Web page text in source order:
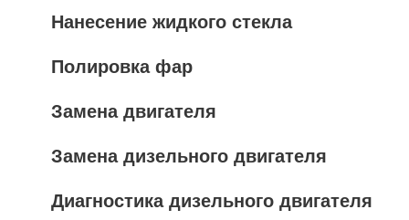
Нанесение жидкого стекла
Полировка фар
Замена двигателя
Замена дизельного двигателя
Диагностика дизельного двигателя